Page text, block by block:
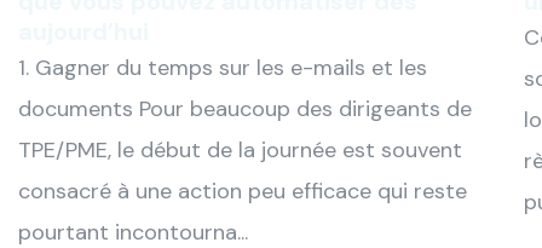
1. Gagner du temps sur les e-mails et les
documents Pour beaucoup des dirigeants de
TPE/PME, le début de la journée est souvent
consacré à une action peu efficace qui reste
pourtant incontourna...